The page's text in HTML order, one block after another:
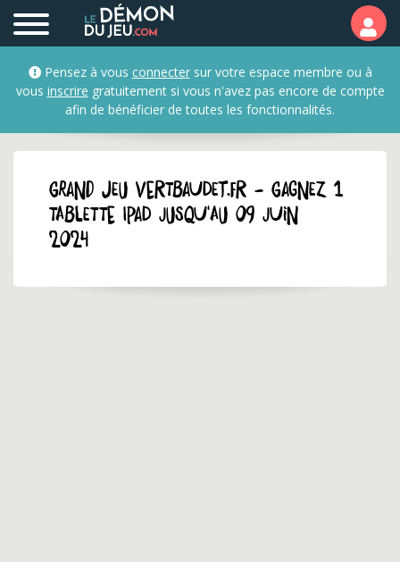
Pensez à vous connectersur votre espace membre ou à
vous inscrire gratuitement si vous n'avez pas encore de compte
afin de bénéficier de toutes les fonctionnalités.
GRAND JEU vertbaudet.fr - Gagnez 1
tablette iPad jusqu'au 09 juin
2024